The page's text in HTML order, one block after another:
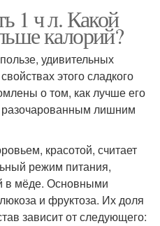
1 ч л. Какой
калорий?
удивительных
этого сладкого
о том, как лучше его
разочарованным лишним
красотой, считает
режим питания,
в мёде. Основными
и фруктоза. Их доля
зависит от следующего: